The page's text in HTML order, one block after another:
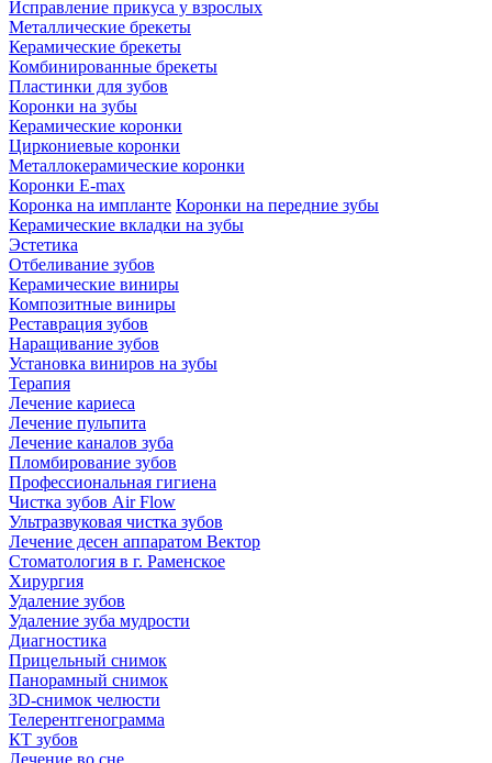
Исправление прикуса у взрослых
Металлические брекеты
Керамические брекеты
Комбинированные брекеты
Пластинки для зубов
Коронки на зубы
Керамические коронки
Циркониевые коронки
Металлокерамические коронки
Коронки E-max
Коронка на импланте Коронки на передние зубы
Керамические вкладки на зубы
Эстетика
Отбеливание зубов
Керамические виниры
Композитные виниры
Реставрация зубов
Наращивание зубов
Установка виниров на зубы
Терапия
Лечение кариеса
Лечение пульпита
Лечение каналов зуба
Пломбирование зубов
Профессиональная гигиена
Чистка зубов Air Flow
Ультразвуковая чистка зубов
Лечение десен аппаратом Вектор
Стоматология в г. Раменское
Хирургия
Удаление зубов
Удаление зуба мудрости
Диагностика
Прицельный снимок
Панорамный снимок
3D-снимок челюсти
Телерентгенограмма
КТ зубов
Лечение во сне